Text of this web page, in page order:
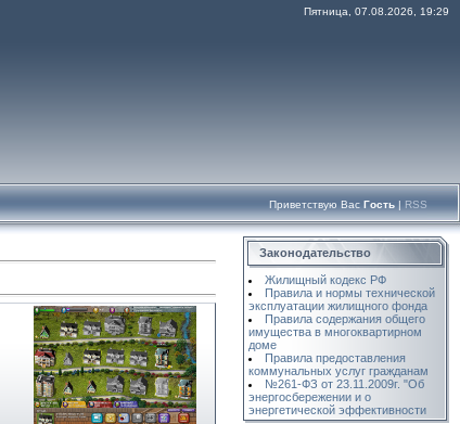
Пятница, 07.08.2026, 19:29
Приветствую Вас Гость | RSS
Законодательство
Жилищный кодекс РФ
Правила и нормы технической
эксплуатации жилищного фонда
Правила содержания общего
имущества в многоквартирном
доме
Правила предоставления
коммунальных услуг гражданам
№261-ФЗ от 23.11.2009г. "Об
энергосбережении и о
энергетической эффективности